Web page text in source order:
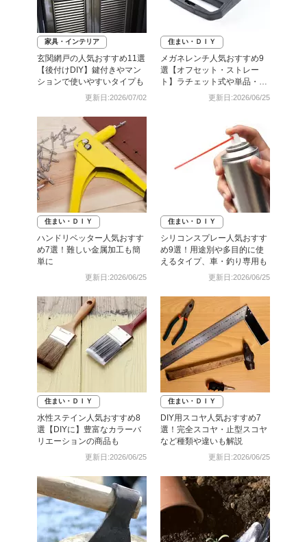
家具・インテリア
玄関網戸の人気おすすめ11選
【後付けDIY】鍵付きやマン
ションで使いやすいタイプも
更新日:2026/07/02
住まい・ＤＩＹ
メガネレンチ人気おすすめ9
選【オフセット・ストレー
ト】ラチェット式や単品・セ
更新日:2026/06/25
住まい・ＤＩＹ
ハンドリベッター人気おすす
め7選！難しい金属加工も簡
単に
更新日:2026/06/25
住まい・ＤＩＹ
シリコンスプレー人気おすす
め9選！用途別や多目的に使
えるタイプ、車・釣り専用も
更新日:2026/06/25
住まい・ＤＩＹ
水性ステイン人気おすすめ8
選【DIYに】豊富なカラーバ
リエーションの商品も
更新日:2026/06/25
住まい・ＤＩＹ
DIY用スコヤ人気おすすめ7
選！完全スコヤ・止型スコヤ
など種類や違いも解説
更新日:2026/06/25